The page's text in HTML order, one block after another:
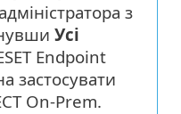
з
Усі
Endpoint
застосувати
On-Prem.